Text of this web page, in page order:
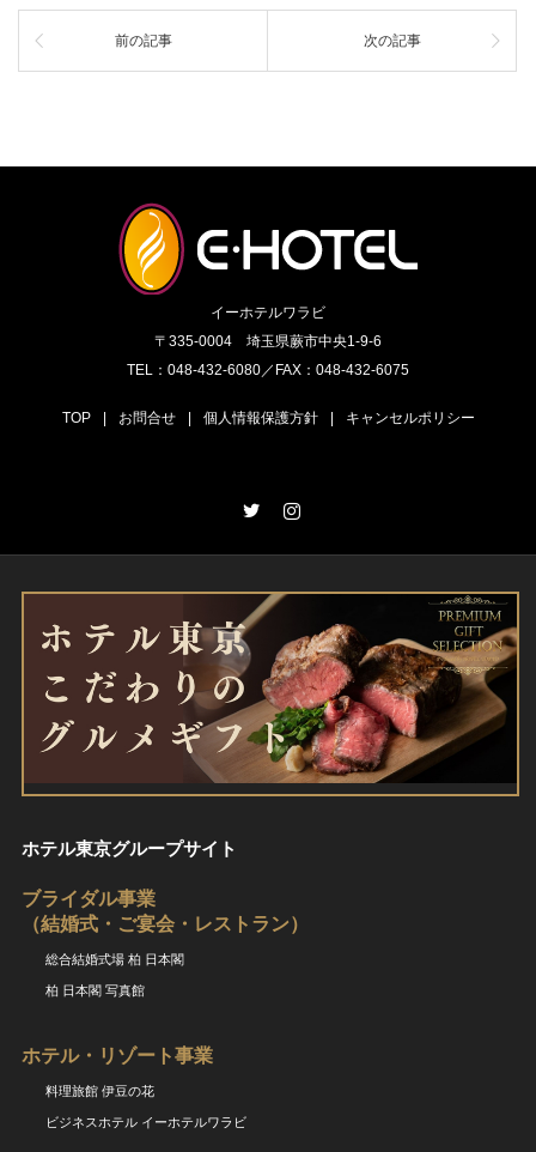
前の記事 次の記事
イーホテルワラビ
〒335-0004 埼玉県蕨市中央1-9-6
TEL：048-432-6080／FAX：048-432-6075
TOP お問合せ 個人情報保護方針 キャンセルポリシー
ホテル東京グループサイト
ブライダル事業
（結婚式・ご宴会・レストラン）
総合結婚式場 柏 日本閣
柏 日本閣 写真館
ホテル・リゾート事業
料理旅館 伊豆の花
ビジネスホテル イーホテルワラビ